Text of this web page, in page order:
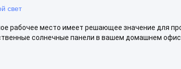
свет
рабочее место имеет решающее значение для
солнечные панели в вашем домашнем офисе